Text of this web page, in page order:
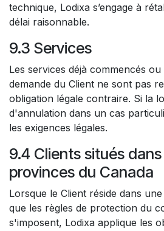
technique, Lodixa s’engage à
délai raisonnable.
9.3 Services
Les services déjà commencés
demande du Client ne sont pas
obligation légale contraire. Si la
d'annulation dans un cas
les exigences légales.
9.4 Clients situés dans
provinces du Canada
Lorsque le Client réside dans
que les règles de protection du
s'imposent, Lodixa applique les